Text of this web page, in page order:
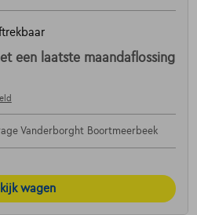
een laatste maandaflossing
Vanderborght Boortmeerbeek
wagen